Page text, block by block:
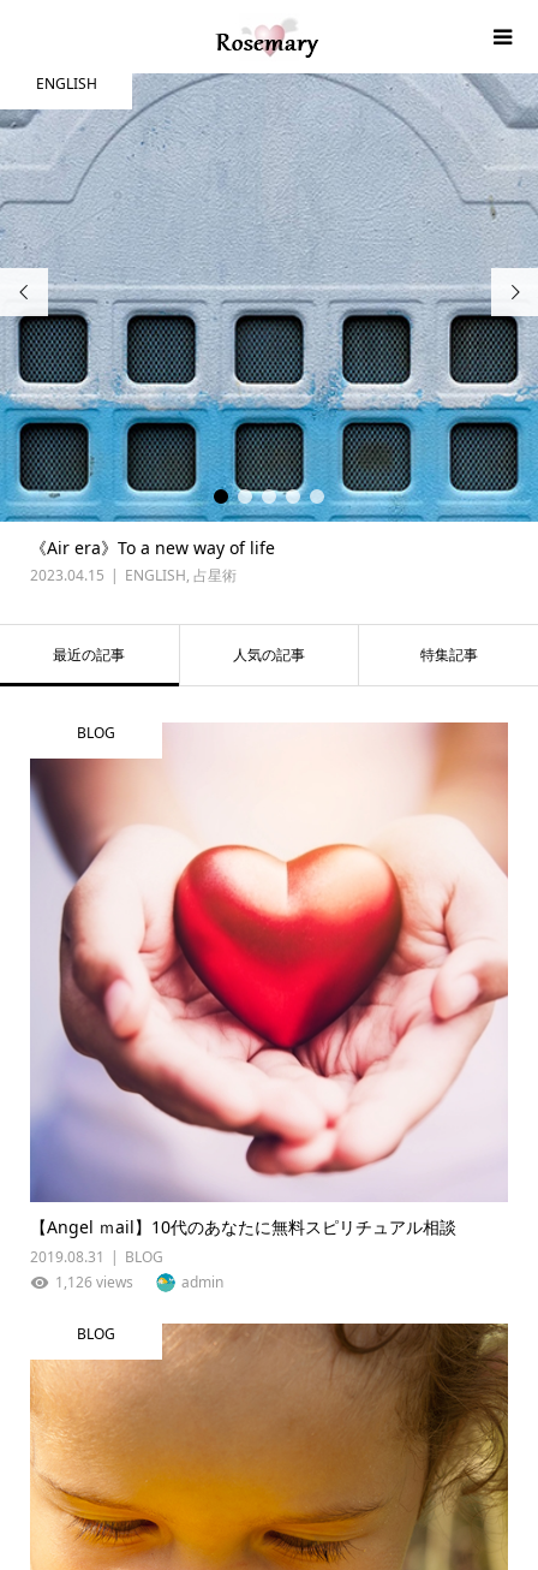

《Air era》To a new way of life
2023.04.15 ENGLISH, 占星術
ENGLISH

1 2 3 4 5
最近の記事 人気の記事 特集記事
【Angel ｍail】10代のあなたに無料スピリチュアル相談
2019.08.31
BLOG
1,126 views
admin
BLOG
BLOG